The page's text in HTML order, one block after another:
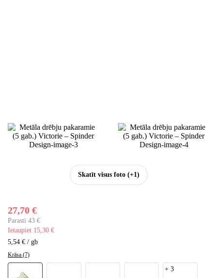
Skatīt visus foto(+1)
27,70 €
Parasti 43 €
Ietaupiet 15,30 €
5,54 € / gb
Krāsa (7)
+ 3